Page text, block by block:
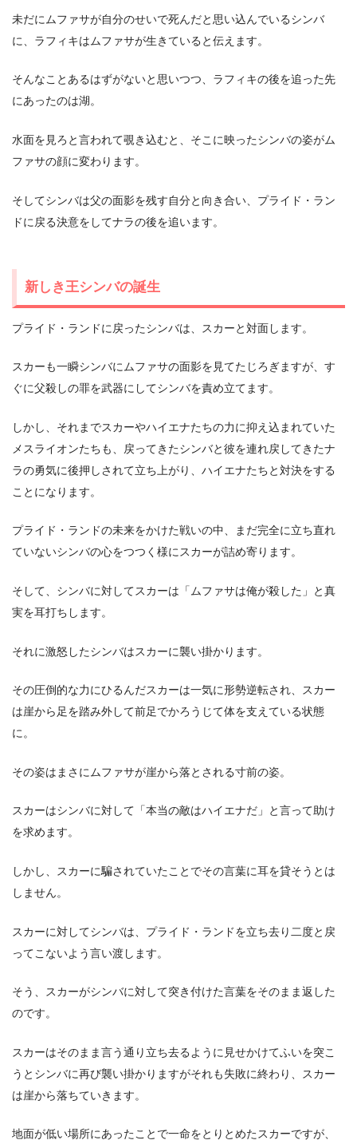
未だにムファサが自分のせいで死んだと思い込んでいるシンバ
に、ラフィキはムファサが生きていると伝えます。
そんなことあるはずがないと思いつつ、ラフィキの後を追った先
にあったのは湖。
水面を見ろと言われて覗き込むと、そこに映ったシンバの姿がム
ファサの顔に変わります。
そしてシンバは父の面影を残す自分と向き合い、プライド・ラン
ドに戻る決意をしてナラの後を追います。
新しき王シンバの誕生
プライド・ランドに戻ったシンバは、スカーと対面します。
スカーも一瞬シンバにムファサの面影を見てたじろぎますが、す
ぐに父殺しの罪を武器にしてシンバを責め立てます。
しかし、それまでスカーやハイエナたちの力に抑え込まれていた
メスライオンたちも、戻ってきたシンバと彼を連れ戻してきたナ
ラの勇気に後押しされて立ち上がり、ハイエナたちと対決をする
ことになります。
プライド・ランドの未来をかけた戦いの中、まだ完全に立ち直れ
ていないシンバの心をつつく様にスカーが詰め寄ります。
そして、シンバに対してスカーは「ムファサは俺が殺した」と真
実を耳打ちします。
それに激怒したシンバはスカーに襲い掛かります。
その圧倒的な力にひるんだスカーは一気に形勢逆転され、スカー
は崖から足を踏み外して前足でかろうじて体を支えている状態
に。
その姿はまさにムファサが崖から落とされる寸前の姿。
スカーはシンバに対して「本当の敵はハイエナだ」と言って助け
を求めます。
しかし、スカーに騙されていたことでその言葉に耳を貸そうとは
しません。
スカーに対してシンバは、プライド・ランドを立ち去り二度と戻
ってこないよう言い渡します。
そう、スカーがシンバに対して突き付けた言葉をそのまま返した
のです。
スカーはそのまま言う通り立ち去るように見せかけてふいを突こ
うとシンバに再び襲い掛かりますがそれも失敗に終わり、スカー
は崖から落ちていきます。
地面が低い場所にあったことで一命をとりとめたスカーですが、